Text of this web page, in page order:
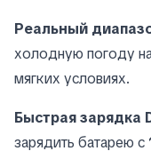
Реальный
холодную погоду
мягких условиях.
Быстрая зарядка
зарядить батарею с